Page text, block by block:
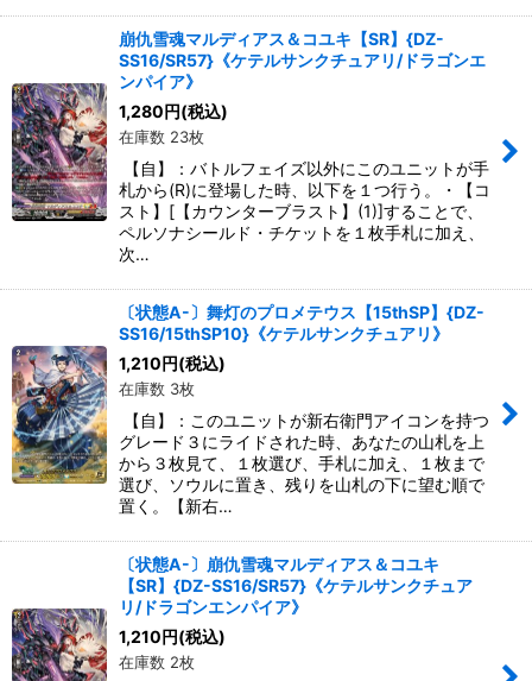
崩仇雪魂マルディアス＆コユキ【SR】{DZ-
SS16/SR57}《ケテルサンクチュアリ/ドラゴンエ
ンパイア》
1,280円(税込)
在庫数 23枚
【自】：バトルフェイズ以外にこのユニットが手
札から(R)に登場した時、以下を１つ行う。・【コ
スト】[【カウンターブラスト】(1)]することで、
ペルソナシールド・チケットを１枚手札に加え、
次…
〔状態A-〕舞灯のプロメテウス【15thSP】{DZ-
SS16/15thSP10}《ケテルサンクチュアリ》
1,210円(税込)
在庫数 3枚
【自】：このユニットが新右衛門アイコンを持つ
グレード３にライドされた時、あなたの山札を上
から３枚見て、１枚選び、手札に加え、１枚まで
選び、ソウルに置き、残りを山札の下に望む順で
置く。【新右…
〔状態A-〕崩仇雪魂マルディアス＆コユキ
【SR】{DZ-SS16/SR57}《ケテルサンクチュア
リ/ドラゴンエンパイア》
1,210円(税込)
在庫数 2枚